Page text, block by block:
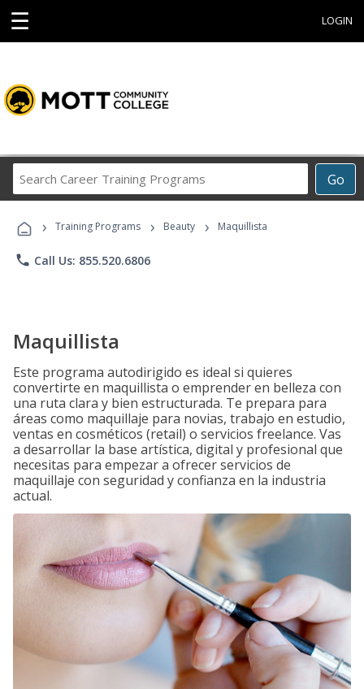
☰ LOGIN
Go
Career
Programs
› Training Programs › Beauty › Maquillista
phone Call Us: 855.520.6806
Maquillista
Este programa autodirigido es ideal si quieres
convertirte en maquillista o emprender en belleza con
una ruta clara y bien estructurada. Te prepara para
áreas como maquillaje para novias, trabajo en estudio,
ventas en cosméticos (retail) o servicios freelance. Vas
a desarrollar la base artística, digital y profesional que
necesitas para empezar a ofrecer servicios de
maquillaje con seguridad y confianza en la industria
actual.